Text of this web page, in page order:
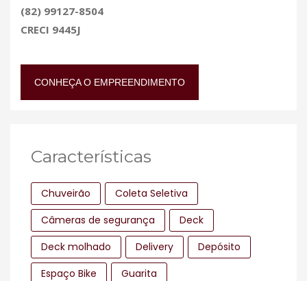
(82) 99127-8504
CRECI 9445J
CONHEÇA O EMPREENDIMENTO
Características
Chuveirão
Coleta Seletiva
Câmeras de segurança
Deck
Deck molhado
Delivery
Depósito
Espaço Bike
Guarita